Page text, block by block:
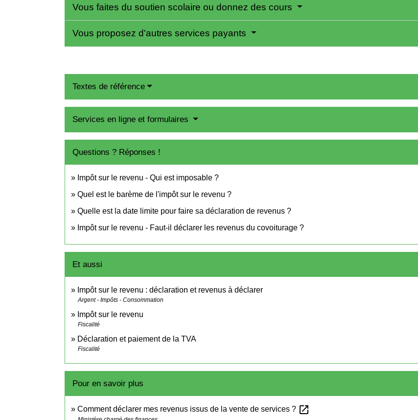
Vous faites du soutien scolaire ou donnez des cours
Vous proposez d'autres services payants
Textes de référence
Services en ligne et formulaires
Questions ? Réponses !
Impôt sur le revenu - Qui est imposable ?
Quel est le barème de l'impôt sur le revenu ?
Quelle est la date limite pour faire sa déclaration de revenus ?
Impôt sur le revenu - Faut-il déclarer les revenus du covoiturage ?
Et aussi
Impôt sur le revenu : déclaration et revenus à déclarer
Argent - Impôts - Consommation
Impôt sur le revenu
Fiscalité
Déclaration et paiement de la TVA
Fiscalité
Pour en savoir plus
Comment déclarer mes revenus issus de la vente de services ? open_in_new